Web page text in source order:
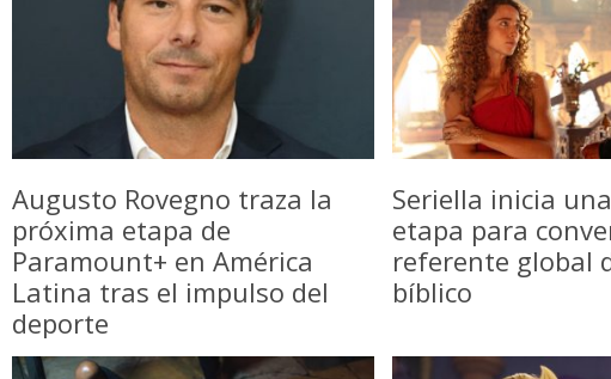
Augusto Rovegno traza la
próxima etapa de
Paramount+ en América
Latina tras el impulso del
deporte
Seriella inicia
etapa para
referente global
bíblico